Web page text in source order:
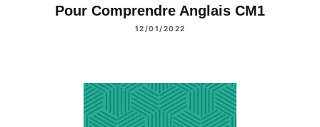
Pour Comprendre Anglais CM1
12/01/2022